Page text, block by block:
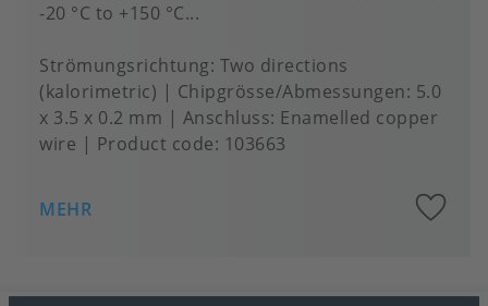
-20 °C to +150 °C...
Strömungsrichtung Two directions
(kalorimetric)
Chipgrösse/Abmessungen 5.0
x 3.5 x 0.2 mm
Anschluss Enamelled copper
wire
Product code: 103663
MEHR